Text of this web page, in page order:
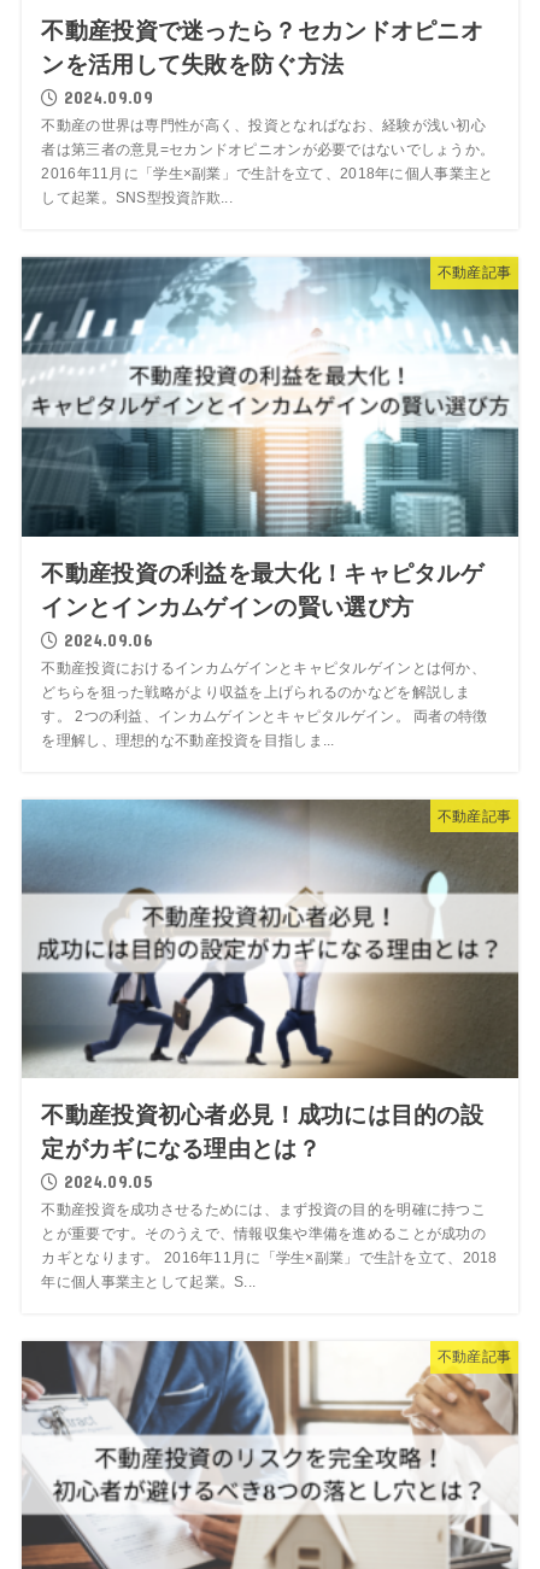
不動産投資で迷ったら？セカンドオピニオ
ンを活用して失敗を防ぐ方法
2024.09.09
不動産の世界は専門性が高く、投資となればなお、経験が浅い初心
者は第三者の意見=セカンドオピニオンが必要ではないでしょうか。
2016年11月に「学生×副業」で生計を立て、2018年に個人事業主と
して起業。SNS型投資詐欺...
不動産記事
不動産投資の利益を最大化！キャピタルゲ
インとインカムゲインの賢い選び方
2024.09.06
不動産投資におけるインカムゲインとキャピタルゲインとは何か、
どちらを狙った戦略がより収益を上げられるのかなどを解説しま
す。 2つの利益、インカムゲインとキャピタルゲイン。 両者の特徴
を理解し、理想的な不動産投資を目指しま...
不動産記事
不動産投資初心者必見！成功には目的の設
定がカギになる理由とは？
2024.09.05
不動産投資を成功させるためには、まず投資の目的を明確に持つこ
とが重要です。そのうえで、情報収集や準備を進めることが成功の
カギとなります。 2016年11月に「学生×副業」で生計を立て、2018
年に個人事業主として起業。S...
不動産記事